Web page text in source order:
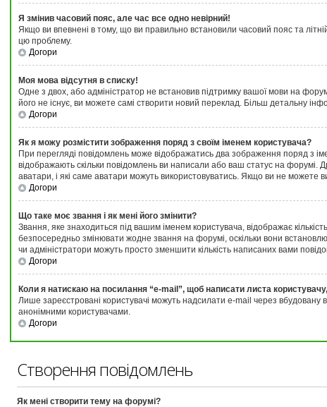
Я змінив часовий пояс, але час все одно невірний!
Якщо ви впевнені в тому, що ви правильно встановили часовий пояс та
цю проблему.
Догори
Моя мова відсутня в списку!
Одне з двох, або адміністратор не встановив підтримку вашої мови на
його не існує, ви можете самі створити новий переклад. Більш детальну
Догори
Як я можу розмістити зображення поряд з своїм іменем користувача?
При перегляді повідомлень може відображатись два зображення поряд з
відображають скільки повідомлень ви написали або ваш статус на форумі.
аватари, і які саме аватари можуть використовуватись. Якщо ви не можете
Догори
Що таке моє звання і як мені його змінити?
Звання, яке знаходиться під вашим іменем користувача, відображає
безпосередньо змінювати жодне звання на форумі, оскільки вони
чи адміністратори можуть просто зменшити кількість написаних вами
Догори
Коли я натискаю на посилання “e-mail”, щоб написати листа
Лише зареєстровані користувачі можуть надсилати e-mail через
анонімними користувачами.
Догори
Створення повідомлень
Як мені створити тему на форумі?